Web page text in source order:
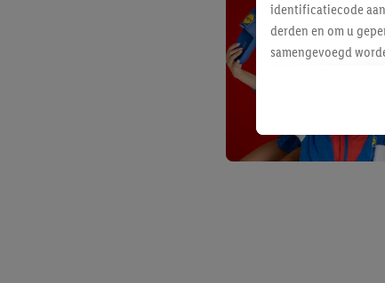
identificatiecode
derden en om u
samengevoegd
Als u hiermee
u interesse hebt
niet te kopen), ook
van uw gehashte e-